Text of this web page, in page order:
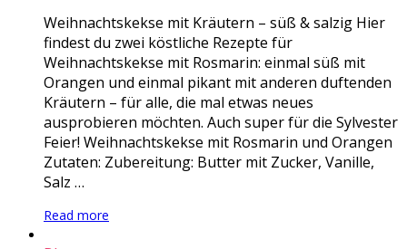
Weihnachtskekse mit Kräutern – süß & salzig Hier
findest du zwei köstliche Rezepte für
Weihnachtskekse mit Rosmarin: einmal süß mit
Orangen und einmal pikant mit anderen duftenden
Kräutern – für alle, die mal etwas neues
ausprobieren möchten. Auch super für die Sylvester
Feier! Weihnachtskekse mit Rosmarin und Orangen
Zutaten: Zubereitung: Butter mit Zucker, Vanille,
Salz …
Read more